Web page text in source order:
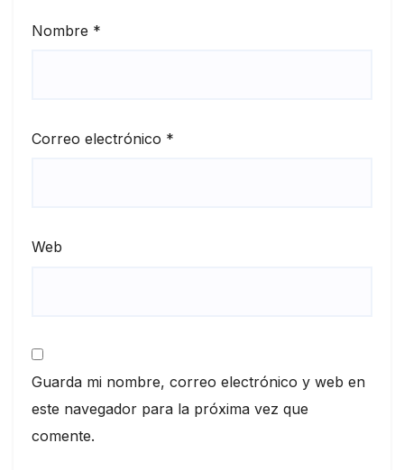
Nombre *
Correo electrónico *
Web
Guarda mi nombre, correo electrónico y web en
este navegador para la próxima vez que
comente.